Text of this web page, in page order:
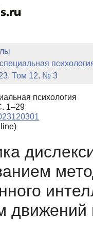
НОВОСТИ
АВТОРЫ
СЛОВА
Том 12. № 3
психология
1–29
движений